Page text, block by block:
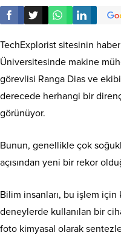
TechExplorist sitesinin
Üniversitesinde makine
görevlisi Ranga Dias ve
derecede herhangi bir
görünüyor.
Bunun, genellikle çok
açısından yeni bir rekor
Bilim insanları, bu işlem
deneylerde kullanılan bir
foto kimyasal olarak